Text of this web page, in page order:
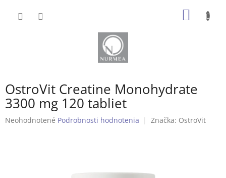
OstroVit Creatine Monohydrate
3300 mg 120 tabliet
Priemerné
Neohodnotené Podrobnosti hodnotenia Značka: OstroVit